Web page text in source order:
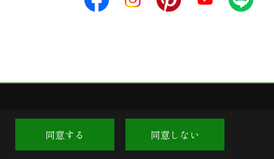
同意する 同意しない